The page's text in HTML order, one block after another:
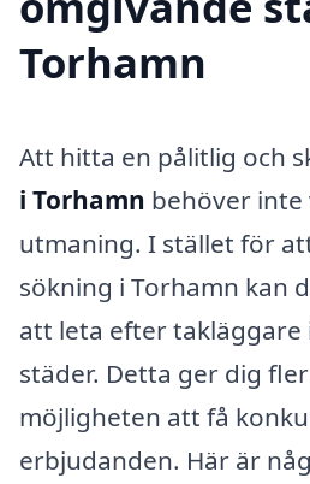
Torhamn
Att hitta en pålitlig och
i Torhamn behöver inte
utmaning. I stället för
sökning i Torhamn kan
att leta efter takläggare
städer. Detta ger dig
möjligheten att få
erbjudanden. Här är